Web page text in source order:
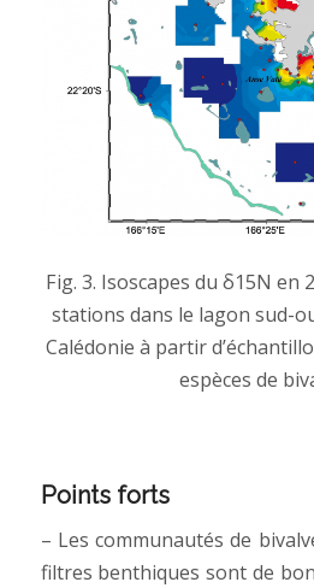
Fig. 3. Isoscapes du δ15N en
stations dans le lagon sud-
Calédonie à partir
espèces de
Points forts
– Les communautés de
filtres benthiques sont de